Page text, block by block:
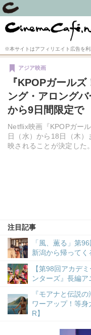
※本サイトはアフィリエイト広告を
『KPOPガール
ング・アロング
から9日間限定で
Netflix映画『KPOPガー
日（水）から18日（木
映されることが決定した。
アジア映画
注目記事
「風、薫る」第
新潟から帰って
【第98回アカデ
ンターズ』長編
『モアナと伝説
ワーアップ！等
R】